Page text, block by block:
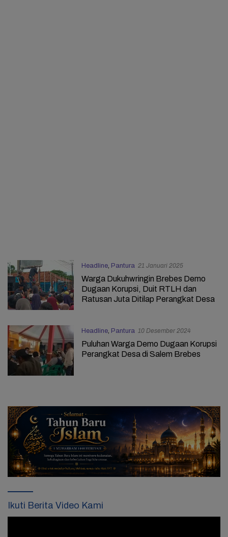
Headline, Pantura 21 Januari 2025
Warga Dukuhwringin Brebes Demo
Dugaan Korupsi, Duit RTLH dan
Ratusan Juta Ditilap Perangkat Desa
Headline, Pantura 10 Desember 2024
Puluhan Warga Demo Dugaan Korupsi
Perangkat Desa di Salem Brebes
Ikuti Berita Video Kami